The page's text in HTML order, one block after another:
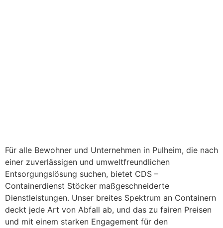
Für alle Bewohner und Unternehmen in Pulheim, die nach
einer zuverlässigen und umweltfreundlichen
Entsorgungslösung suchen, bietet CDS –
Containerdienst Stöcker maßgeschneiderte
Dienstleistungen. Unser breites Spektrum an Containern
deckt jede Art von Abfall ab, und das zu fairen Preisen
und mit einem starken Engagement für den